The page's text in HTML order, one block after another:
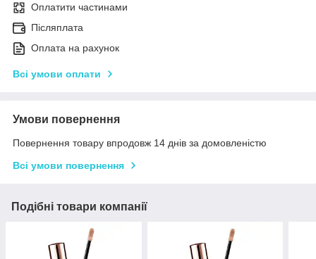
Оплатити частинами
Післяплата
Оплата на рахунок
Всі умови оплати
Умови повернення
Повернення товару впродовж 14 днів за домовленістю
Всі умови повернення
Подібні товари компанії